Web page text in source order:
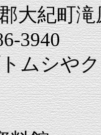
紀町滝
3940
シやク